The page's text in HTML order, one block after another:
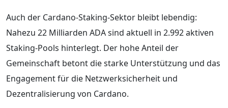
Auch der Cardano-Staking-Sektor bleibt lebendig:
Nahezu 22 Milliarden ADA sind aktuell in 2.992 aktiven
Staking-Pools hinterlegt. Der hohe Anteil der
Gemeinschaft betont die starke Unterstützung und das
Engagement für die Netzwerksicherheit und
Dezentralisierung von Cardano.